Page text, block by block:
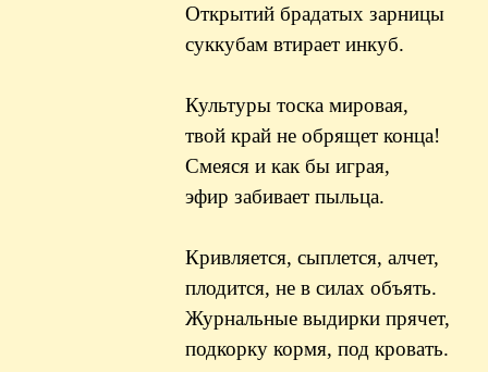
Открытий брадатых зарницы
суккубам втирает инкуб.
Культуры тоска мировая,
твой край не обрящет конца!
Смеяся и как бы играя,
эфир забивает пыльца.
Кривляется, сыплется, алчет,
плодится, не в силах объять.
Журнальные выдирки прячет,
подкорку кормя, под кровать.